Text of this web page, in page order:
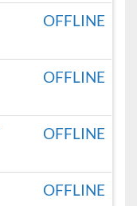
OFFLINE
OFFLINE
OFFLINE
OFFLINE